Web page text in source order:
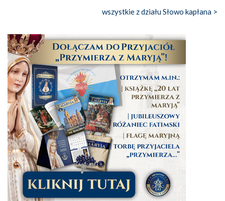
wszystkie z działu Słowo kapłana >